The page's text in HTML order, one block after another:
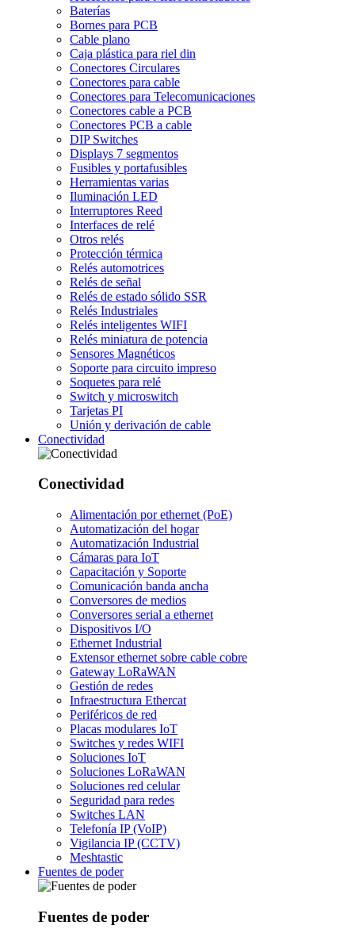
Baterías
Bornes para PCB
Cable plano
Caja plástica para riel din
Conectores Circulares
Conectores para cable
Conectores para Telecomunicaciones
Conectores cable a PCB
Conectores PCB a cable
DIP Switches
Displays 7 segmentos
Fusibles y portafusibles
Herramientas varias
Iluminación LED
Interruptores Reed
Interfaces de relé
Otros relés
Protección térmica
Relés automotrices
Relés de señal
Relés de estado sólido SSR
Relés Industriales
Relés inteligentes WIFI
Relés miniatura de potencia
Sensores Magnéticos
Soporte para circuito impreso
Soquetes para relé
Switch y microswitch
Tarjetas PI
Unión y derivación de cable
Conectividad
Conectividad
Alimentación por ethernet (PoE)
Automatización del hogar
Automatización Industrial
Cámaras para IoT
Capacitación y Soporte
Comunicación banda ancha
Conversores de medios
Conversores serial a ethernet
Dispositivos I/O
Ethernet Industrial
Extensor ethernet sobre cable cobre
Gateway LoRaWAN
Gestión de redes
Infraestructura Ethercat
Periféricos de red
Placas modulares IoT
Switches y redes WIFI
Soluciones IoT
Soluciones LoRaWAN
Soluciones red celular
Seguridad para redes
Switches LAN
Telefonía IP (VoIP)
Vigilancia IP (CCTV)
Meshtastic
Fuentes de poder
Fuentes de poder